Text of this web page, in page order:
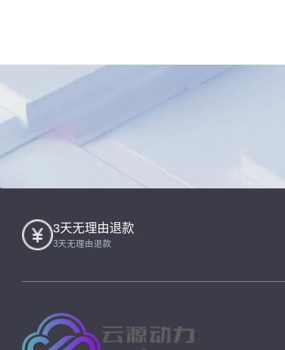
3天无理由退款
3天无理由退款